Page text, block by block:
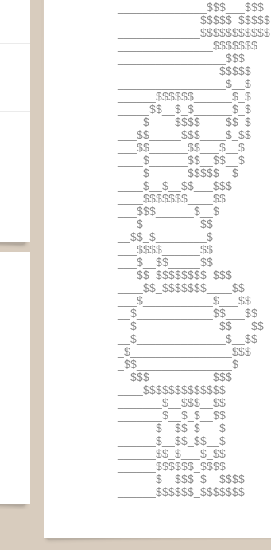
______________$$$___$$$
_____________$$$$$_$$$$$
_____________$$$$$$$$$$$
_______________$$$$$$$
_________________$$$
________________$$$$$
_________________$__$
______$$$$$$______$_$
_____$$__$_$______$_$
____$____$$$$____$$_$
___$$_____$$$____$_$$
___$$______$$___$__$
____$______$$__$$__$
____$______$$$$$__$
____$__$__$$___$$$
____$$$$$$$____$$
___$$$______$__$
___$_________$$
__$$_$________$
___$$$$______$$
___$__$$_____$$
___$$_$$$$$$$$_$$$
____$$_$$$$$$$____$$
___$___________$___$$
__$____________$$___$$
__$_____________$$___$$
__$______________$__$$
_$________________$$$
_$$_______________$
__$$$__________$$$
____$$$$$$$$$$$$$
_______$__$$$__$$
_______$__$_$__$$
______$__$$_$___$
______$__$$_$$__$
______$$_$___$_$$
______$$$$$$_$$$$
______$__$$$_$__$$$$
______$$$$$$_$$$$$$$